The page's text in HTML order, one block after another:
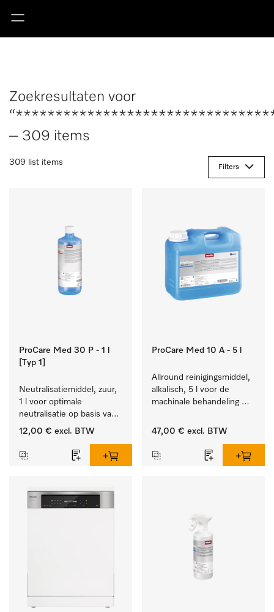
Zoekresultaten voor
– 309 items
309 list items
Filters
ProCare Med 30 P - 1 l
[Typ 1]
Neutralisatiemiddel, zuur,
1 l voor optimale
neutralisatie op basis van
anorganische zuren.
12,00 € excl. BTW
ProCare Med 10 A - 5 l
Allround reinigingsmiddel,
alkalisch, 5 l voor de
machinale behandeling
utensiliën.
47,00 € excl. BTW